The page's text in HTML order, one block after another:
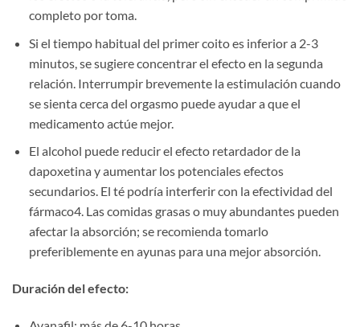
completo por toma.
Si el tiempo habitual del primer coito es inferior a 2-3
minutos, se sugiere concentrar el efecto en la segunda
relación. Interrumpir brevemente la estimulación cuando
se sienta cerca del orgasmo puede ayudar a que el
medicamento actúe mejor.
El alcohol puede reducir el efecto retardador de la
dapoxetina y aumentar los potenciales efectos
secundarios. El té podría interferir con la efectividad del
fármaco4. Las comidas grasas o muy abundantes pueden
afectar la absorción; se recomienda tomarlo
preferiblemente en ayunas para una mejor absorción.
Duración del efecto:​